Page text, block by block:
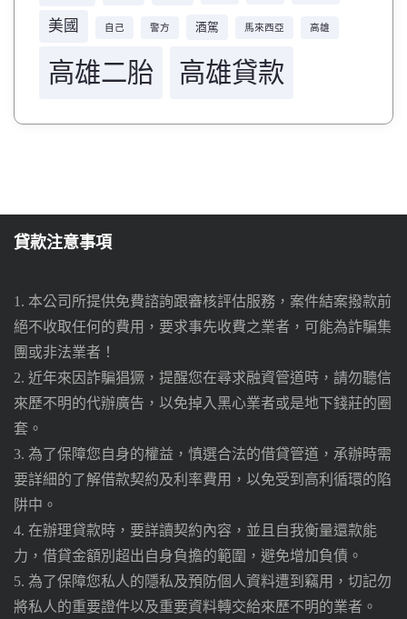
美國 自己 警方 酒駕 馬來西亞 高雄
高雄二胎 高雄貸款
貸款注意事項
1. 本公司所提供免費諮詢跟審核評估服務，案件結案撥款前
絕不收取任何的費用，要求事先收費之業者，可能為詐騙集
團或非法業者！
2. 近年來因詐騙猖獗，提醒您在尋求融資管道時，請勿聽信
來歷不明的代辦廣告，以免掉入黑心業者或是地下錢莊的圈
套。
3. 為了保障您自身的權益，慎選合法的借貸管道，承辦時需
要詳細的了解借款契約及利率費用，以免受到高利循環的陷
阱中。
4. 在辦理貸款時，要詳讀契約內容，並且自我衡量還款能
力，借貸金額別超出自身負擔的範圍，避免增加負債。
5. 為了保障您私人的隱私及預防個人資料遭到竊用，切記勿
將私人的重要證件以及重要資料轉交給來歷不明的業者。